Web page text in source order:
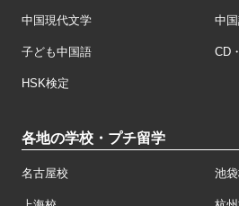
中国現代文学 中
子ども中国語 CD
HSK検定
各地の学校・プチ留学
名古屋校 池